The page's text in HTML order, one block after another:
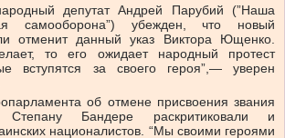
депутат Андрей Парубий (”Наша
самооборона”) убежден, что новый
отменит данный указ Виктора Ющенко.
то его ожидает народный протест
вступятся за своего героя”,— уверен
об отмене присвоения звания
Бандере раскритиковали и
националистов. “Мы своими героями